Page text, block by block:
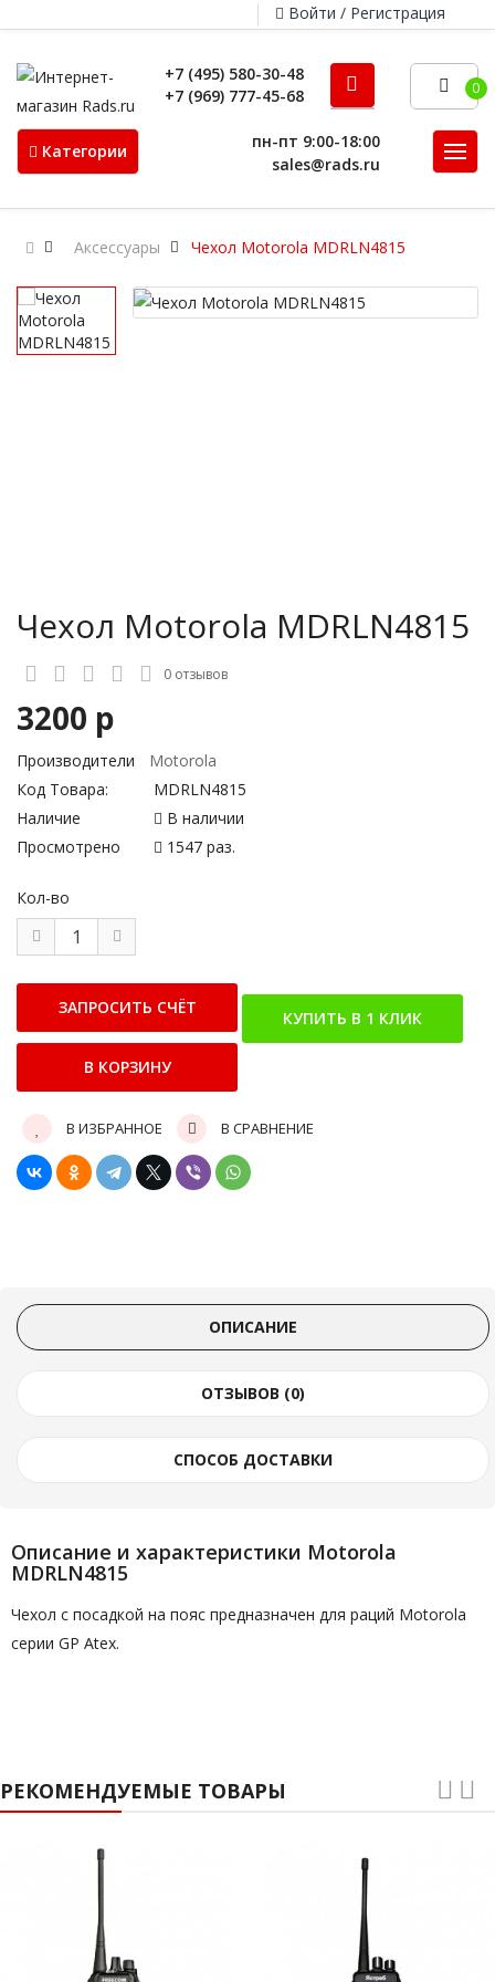
Войти / Регистрация
+7 (495) 580-30-48
+7 (969) 777-45-68
0
Категории
пн-пт 9:00-18:00
sales@rads.ru
Аксессуары Чехол Motorola MDRLN4815
Чехол Motorola MDRLN4815
0 отзывов
3200 р
Производители
Motorola
Код Товара:
MDRLN4815
Наличие
В наличии
Просмотрено
1547 раз.
Кол-во
В ИЗБРАННОЕ В СРАВНЕНИЕ
ОПИСАНИЕ
ОТЗЫВОВ (0)
СПОСОБ ДОСТАВКИ
Описание и характеристики Motorola
MDRLN4815
Чехол с посадкой на пояс предназначен для раций Motorola
серии GP Atex.
РЕКОМЕНДУЕМЫЕ ТОВАРЫ